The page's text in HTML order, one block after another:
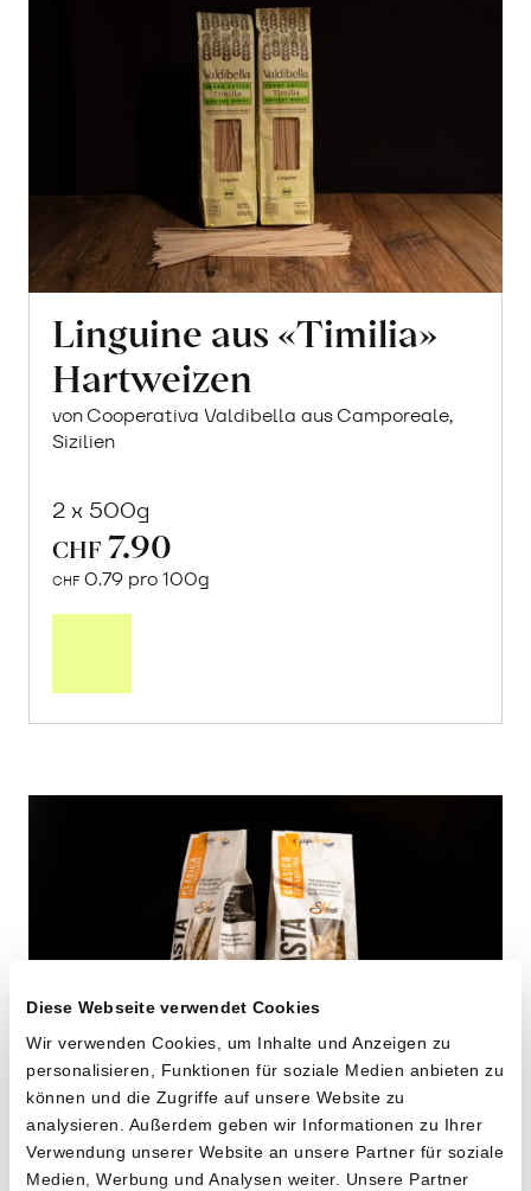
Diese Webseite verwendet Cookies
Wir verwenden Cookies, um Inhalte und Anzeigen zu
personalisieren, Funktionen für soziale Medien anbieten zu
können und die Zugriffe auf unsere Website zu
analysieren. Außerdem geben wir Informationen zu Ihrer
Verwendung unserer Website an unsere Partner für soziale
Medien, Werbung und Analysen weiter. Unsere Partner
Linguine aus «Timilia»
Hartweizen
von Cooperativa Valdibella aus Camporeale,
Sizilien
2 x 500g
CHF 7.90
CHF 0.79 pro 100g
Maccheroni aus alten
Hartweizensorten